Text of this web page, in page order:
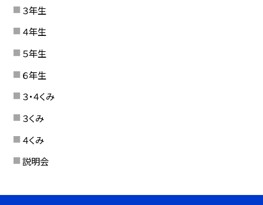
３年生
４年生
５年生
６年生
３・４くみ
３くみ
４くみ
説明会